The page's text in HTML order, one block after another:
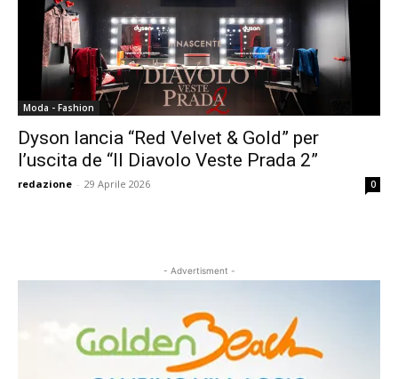
Moda - Fashion
Dyson lancia “Red Velvet & Gold” per
l’uscita de “Il Diavolo Veste Prada 2”
redazione - 29 Aprile 2026 0
- Advertisment -